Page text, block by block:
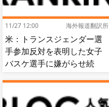
11/27 12:00 海外報道翻訳所
米：トランスジェンダー選
手参加反対を表明した女子
バスケ選手に嫌がらせ続
反応]